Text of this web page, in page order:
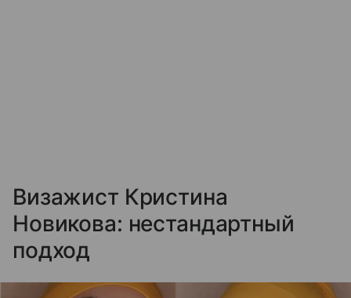
Визажист Кристина
Новикова: нестандартный
подход